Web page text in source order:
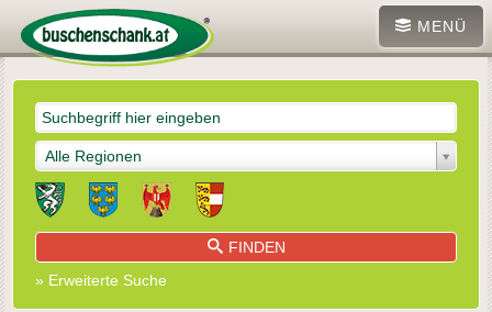
MENÜ
Alle Regionen
FINDEN
» Erweiterte Suche